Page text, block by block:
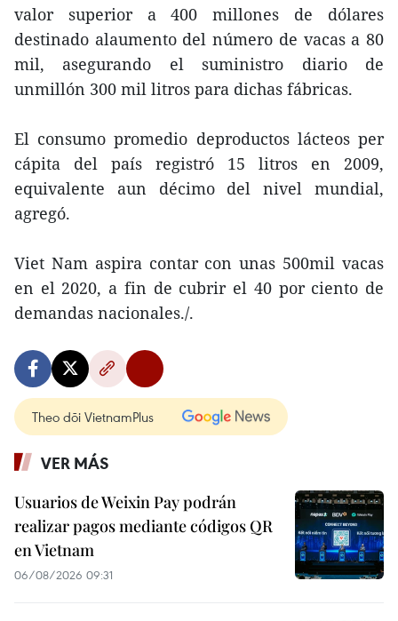
valor superior a 400 millones de dólares
destinado alaumento del número de vacas a 80
mil, asegurando el suministro diario de
unmillón 300 mil litros para dichas fábricas.
El consumo promedio deproductos lácteos per
cápita del país registró 15 litros en 2009,
equivalente aun décimo del nivel mundial,
agregó.
Viet Nam aspira contar con unas 500mil vacas
en el 2020, a fin de cubrir el 40 por ciento de
demandas nacionales./.
Theo dõi VietnamPlus
VER MÁS
Usuarios de Weixin Pay podrán
realizar pagos mediante códigos QR
en Vietnam
06/08/2026 09:31